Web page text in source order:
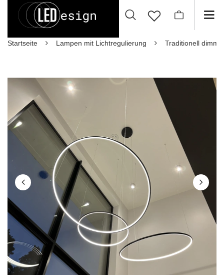
Startseite Lampen mit Lichtregulierung Traditionell